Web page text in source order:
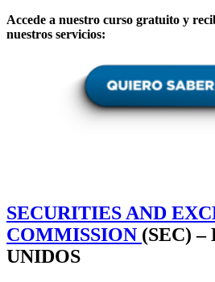
Accede a nuestro curso gratuito y
nuestros servicios:
SECURITIES AND
COMMISSION (SEC) –
UNIDOS